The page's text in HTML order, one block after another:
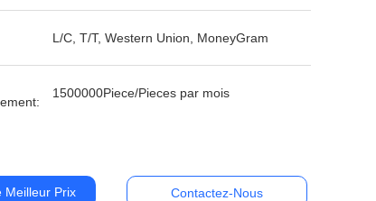
L/C, T/T, Western Union, MoneyGram
1500000Piece/Pieces par mois
Meilleur Prix Contactez-Nous